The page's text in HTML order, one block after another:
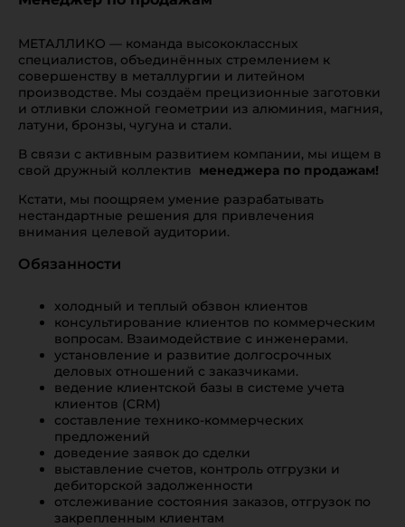
МЕТАЛЛИКО — команда высококлассных
специалистов, объединённых стремлением к
совершенству в металлургии и литейном
производстве. Мы создаём прецизионные заготовки
и отливки сложной геометрии из алюминия, магния,
латуни, бронзы, чугуна и стали.
В связи с активным развитием компании, мы ищем в
свой дружный коллектив менеджера по продажам!
Кстати, мы поощряем умение разрабатывать
нестандартные решения для привлечения
внимания целевой аудитории.
Обязанности
холодный и теплый обзвон клиентов
консультирование клиентов по коммерческим
вопросам. Взаимодействие с инженерами.
установление и развитие долгосрочных
деловых отношений с заказчиками.
ведение клиентской базы в системе учета
клиентов (CRM)
составление технико-коммерческих
предложений
доведение заявок до сделки
выставление счетов, контроль отгрузки и
дебиторской задолженности
отслеживание состояния заказов, отгрузок по
закрепленным клиентам